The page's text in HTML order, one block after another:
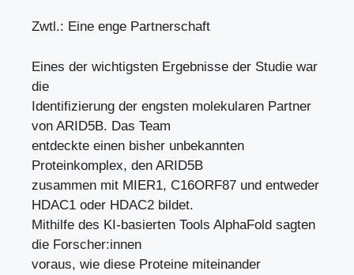
Zwtl.: Eine enge Partnerschaft
Eines der wichtigsten Ergebnisse der Studie war
die
Identifizierung der engsten molekularen Partner
von ARID5B. Das Team
entdeckte einen bisher unbekannten
Proteinkomplex, den ARID5B
zusammen mit MIER1, C16ORF87 und entweder
HDAC1 oder HDAC2 bildet.
Mithilfe des KI-basierten Tools AlphaFold sagten
die Forscher:innen
voraus, wie diese Proteine miteinander